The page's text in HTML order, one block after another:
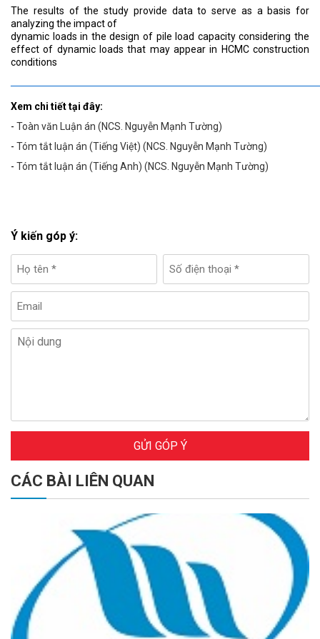
The results of the study provide data to serve as a basis for
analyzing the impact of
dynamic loads in the design of pile load capacity considering the
effect of dynamic loads that may appear in HCMC construction
conditions
Xem chi tiết tại đây:
- Toàn văn Luận án (NCS. Nguyễn Mạnh Tường)
- Tóm tắt luận án (Tiếng Việt) (NCS. Nguyễn Mạnh Tường)
- Tóm tắt luận án (Tiếng Anh) (NCS. Nguyễn Mạnh Tường)
Ý kiến góp ý:
GỬI GÓP Ý
CÁC BÀI LIÊN QUAN